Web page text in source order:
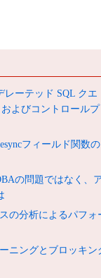
レーテッド SQL クエ
よびコントロール
フィールド関数の
の問題ではなく、
の分析によるパフォ
ニングとブロッキン